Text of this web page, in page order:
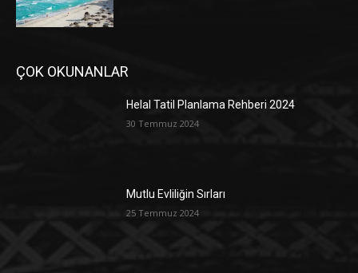
ÇOK OKUNANLAR
Helal Tatil Planlama Rehberi 2024
30 Temmuz 2024
Mutlu Evliliğin Sırları
25 Temmuz 2024